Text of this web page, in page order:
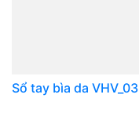
Sổ tay bìa da VHV_03